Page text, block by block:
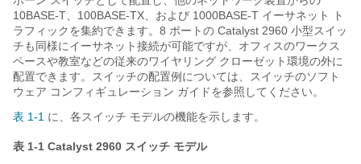
10BASE-T、100BASE-TX、および 1000BASE-T イーサネット ト
ラフィックを集約できます。8 ポートの Catalyst 2960 小型スイッ
チも同様にイーサネット接続が可能ですが、オフィスのワークス
ペースや教室などの従来のワイヤリング クローゼット環境の外に
配置できます。スイッチの配置例については、スイッチのソフト
ウェア コンフィギュレーション ガイドを参照してください。
表 1-1 に、各スイッチ モデルの機能を示します。
表 1-1 Catalyst 2960 スイッチ モデル